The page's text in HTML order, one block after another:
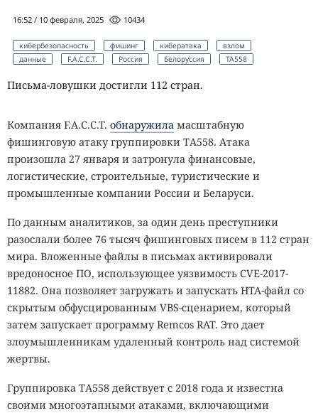
16:52 / 10 февраля, 2025 10434
кибербезопасность фишинг кибератака
взлом
данные
F.A.C.C.T. Россия Белоруссия ТА558
Письма-ловушки достигли 112 стран.
Компания F.A.C.C.T. обнаружила масштабную
фишинговую атаку группировки ТА558. Атака
произошла 27 января и затронула финансовые,
логистические, строительные, туристические и
промышленные компании России и Беларуси.
По данным аналитиков, за один день преступники
разослали более 76 тысяч фишинговых писем в 112 стран
мира. Вложенные файлы в письмах активировали
вредоносное ПО, использующее уязвимость CVE-2017-
11882. Она позволяет загружать и запускать HTA-файл со
скрытым обфусцированным VBS-сценарием, который
затем запускает программу Remcos RAT. Это дает
злоумышленникам удаленный контроль над системой
жертвы.
Группировка ТА558 действует с 2018 года и известна
своими многоэтапными атаками, включающими